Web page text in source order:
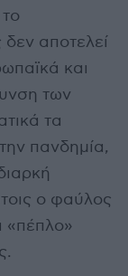
αποτελεί
και
των
τα
πανδημία,
ο φαύλος
«πέπλο»